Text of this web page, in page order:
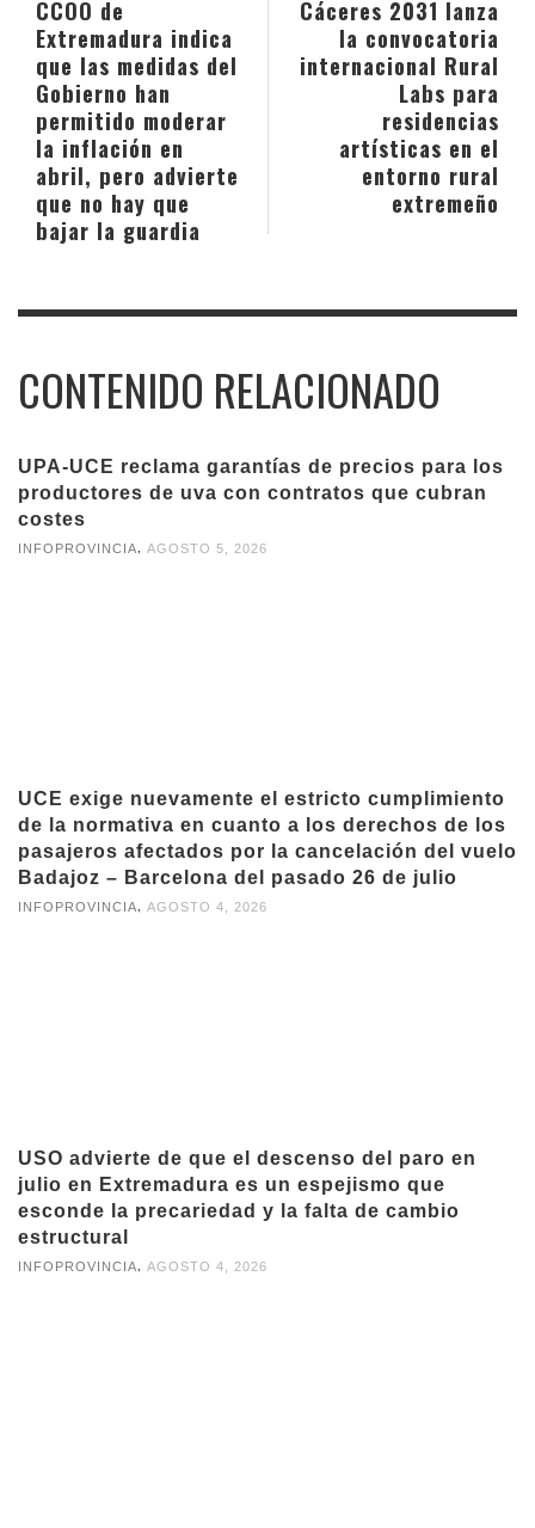
Cáceres 2031 lanza
la convocatoria
internacional Rural
Labs para
residencias
artísticas en el
entorno rural
extremeño
CCOO de
Extremadura indica
que las medidas del
Gobierno han
permitido moderar
la inflación en
abril, pero advierte
que no hay que
bajar la guardia
CONTENIDO RELACIONADO
UPA-UCE reclama garantías de precios para los
productores de uva con contratos que cubran
costes
INFOPROVINCIA AGOSTO 5, 2026
UCE exige nuevamente el estricto cumplimiento
de la normativa en cuanto a los derechos de los
pasajeros afectados por la cancelación del vuelo
Badajoz – Barcelona del pasado 26 de julio
INFOPROVINCIA, AGOSTO 4, 2026
USO advierte de que el descenso del paro en
julio en Extremadura es un espejismo que
esconde la precariedad y la falta de cambio
estructural
INFOPROVINCIA, AGOSTO 4, 2026